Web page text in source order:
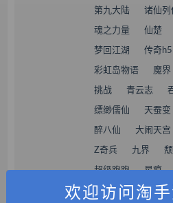
第九大陆 诸仙列
魂之力量 仙楚
梦回江湖 传奇h5
彩虹岛物语 魔界
挑战 青云志
缥缈儒仙 天蚕变
醉八仙 大闹天宫
Z奇兵 九界
超级跑跑 星痕
灵魂回响 灵魂武
欢迎访问淘